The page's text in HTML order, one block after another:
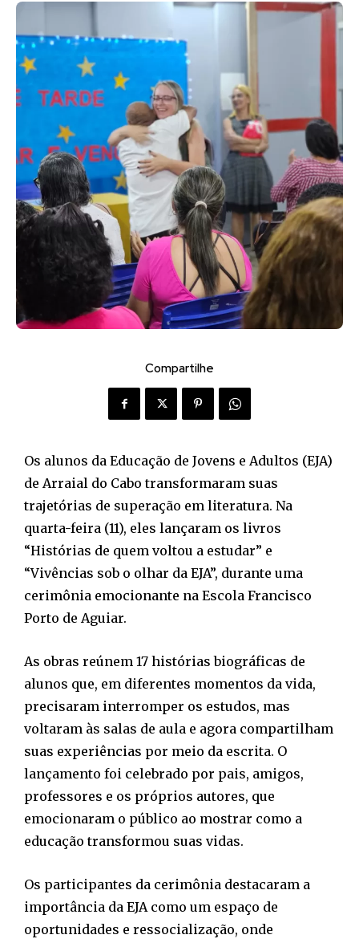
Compartilhe
Os alunos da Educação de Jovens e Adultos (EJA)
de Arraial do Cabo transformaram suas
trajetórias de superação em literatura. Na
quarta-feira (11), eles lançaram os livros
“Histórias de quem voltou a estudar” e
“Vivências sob o olhar da EJA”, durante uma
cerimônia emocionante na Escola Francisco
Porto de Aguiar.
As obras reúnem 17 histórias biográficas de
alunos que, em diferentes momentos da vida,
precisaram interromper os estudos, mas
voltaram às salas de aula e agora compartilham
suas experiências por meio da escrita. O
lançamento foi celebrado por pais, amigos,
professores e os próprios autores, que
emocionaram o público ao mostrar como a
educação transformou suas vidas.
Os participantes da cerimônia destacaram a
importância da EJA como um espaço de
oportunidades e ressocialização, onde